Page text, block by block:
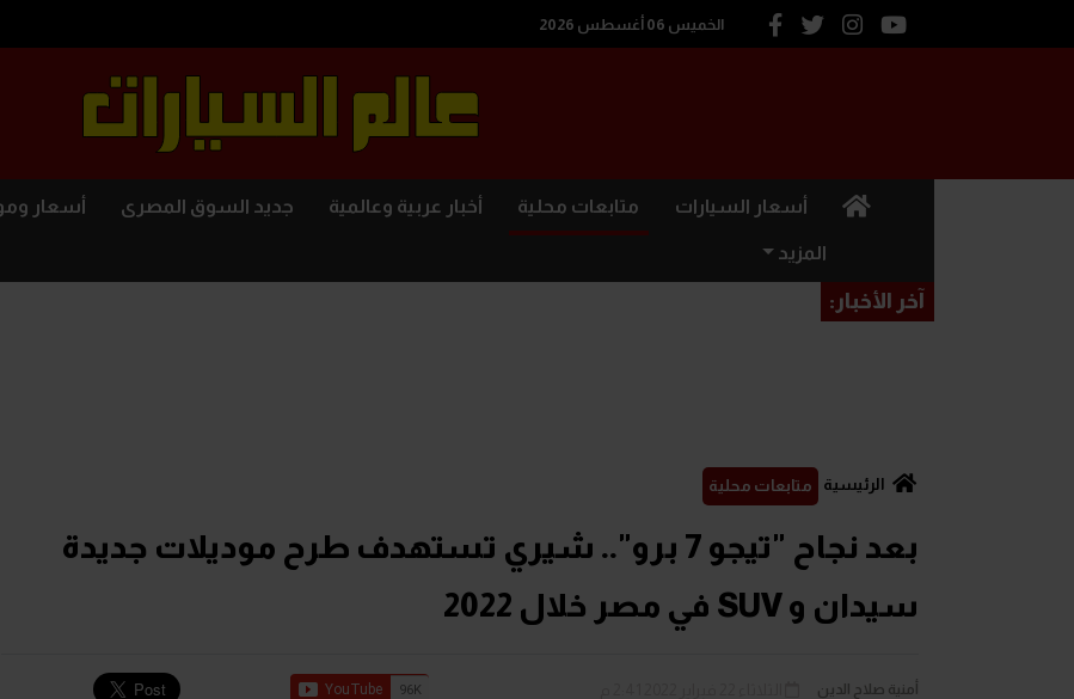
الخميس 06 أغسطس 2026
(current) أسعار السيارات متابعات محلية أخبار عربية وعالمية جديد السوق المصرى أسعار
المزيد
آخر الأخبار:
الرئيسية متابعات محلية
بعد نجاح "تيجو 7 برو".. شيري تستهدف طرح موديلات جديدة
سيدان و SUV في مصر خلال 2022
أمنية صلاح الدين